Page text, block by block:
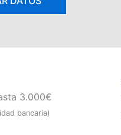
3.000€
bancaria)